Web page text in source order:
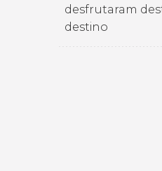
desfrutaram
destino